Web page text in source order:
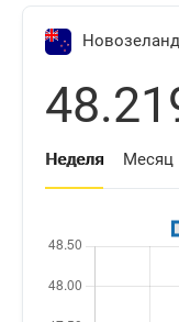
Неделя Месяц